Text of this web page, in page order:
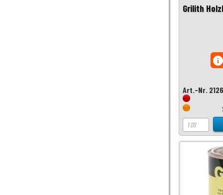
Grilith
Art.-Nr.